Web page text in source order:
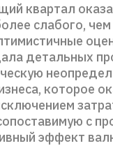
квартал
слабого,
детальных
которое
с
эффект